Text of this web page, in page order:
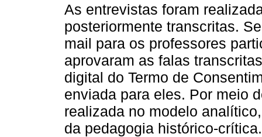
As entrevistas foram
posteriormente transcritas.
mail para os professores
aprovaram as falas
digital do Termo de
enviada para eles. Por meio
realizada no modelo
da pedagogia histórico-crítica.